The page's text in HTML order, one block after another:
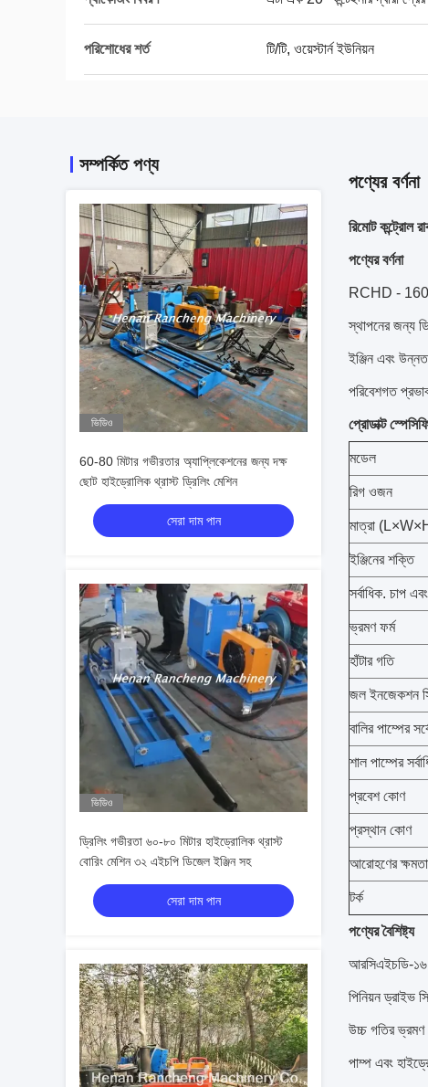
পরিশোধের শর্ত টি/টি, ওয়েস্টার্ন ইউনিয়ন
সম্পর্কিত পণ্য
ভিডিও
60-80 মিটার গভীরতার অ্যাপ্লিকেশনের জন্য দক্ষ
ছোট হাইড্রোলিক থ্রাস্ট ড্রিলিং মেশিন
সেরা দাম পান
ভিডিও
ড্রিলিং গভীরতা ৬০-৮০ মিটার হাইড্রোলিক থ্রাস্ট
বোরিং মেশিন ৩২ এইচপি ডিজেল ইঞ্জিন সহ
সেরা দাম পান
পণ্যের বর্ণনা
রিমোট কন্ট্রোল
পণ্যের বর্ণনা
RCHD - 160
স্থাপনের জন্য
ইঞ্জিন এবং
পরিবেশগত
প্রোডাক্ট
মডেল
রিগ ওজন
মাত্রা
ইঞ্জিনের শক্তি
সর্বাধিক. চাপ
ভ্রমণ ফর্ম
হাঁটার গতি
জল ইনজেকশন
বালির পাম্পের
শাল পাম্পের
প্রবেশ কোণ
প্রস্থান কোণ
আরোহণের ক্ষমতা
টর্ক
পণ্যের বৈশিষ্ট্য
আরসিএইচডি-
পিনিয়ন ড্রাইভ
উচ্চ গতির ভ্রমণ
পাম্প এবং